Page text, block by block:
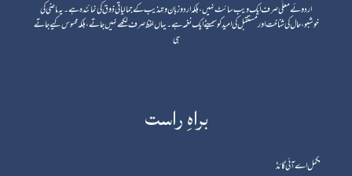
اردوئے معلٰی صرف ایک ویب سائٹ نہیں، بلکہ اردو زبان و تہذیب کے جمالیاتی ذوق کی نمائندہ ہے۔ یہ ماضی کی
خوشبو، حال کی شناخت اور مستقبل کی امید کو سمیٹے ایک نغمہ ہے۔ یہاں لفظ صرف لکھے نہیں جاتے، بلکہ محسوس کیے جاتے
ہی
براہِ راست
مکمل اے آئی گائڈ